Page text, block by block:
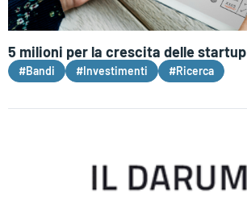
5 milioni per la crescita delle startup
#Bandi #Investimenti #Ricerca